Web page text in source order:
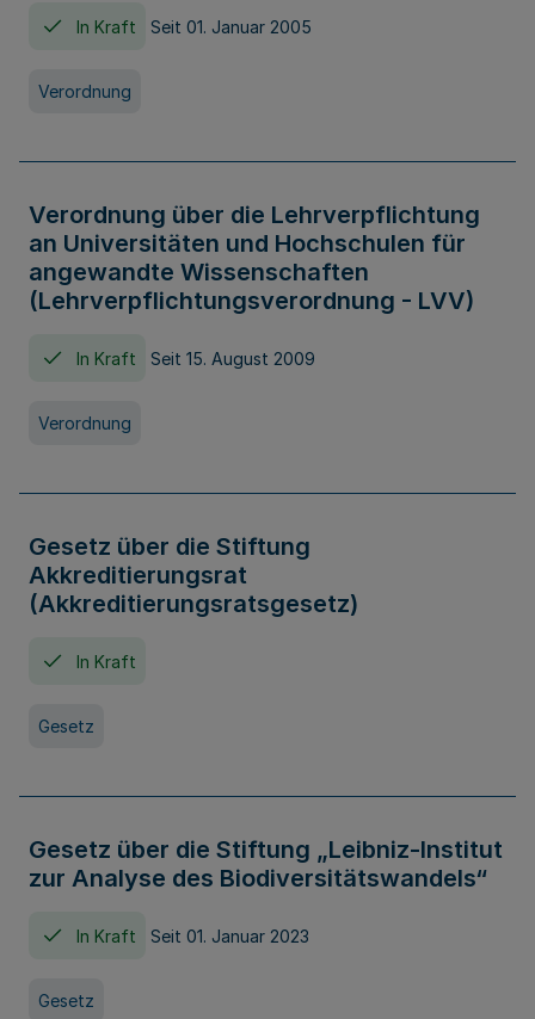
In Kraft Seit 01. Januar 2005
Verordnung
Verordnung über die Lehrverpflichtung
an Universitäten und Hochschulen für
angewandte Wissenschaften
(Lehrverpflichtungsverordnung - LVV)
In Kraft Seit 15. August 2009
Verordnung
Gesetz über die Stiftung
Akkreditierungsrat
(Akkreditierungsratsgesetz)
In Kraft
Gesetz
Gesetz über die Stiftung „Leibniz-Institut
zur Analyse des Biodiversitätswandels“
In Kraft Seit 01. Januar 2023
Gesetz